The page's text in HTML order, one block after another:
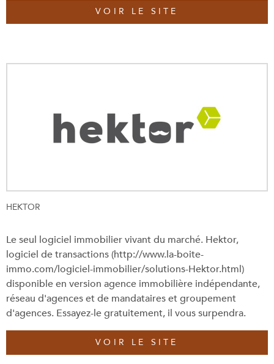
VOIR LE SITE
HEKTOR
Le seul logiciel immobilier vivant du marché. Hektor,
logiciel de transactions (http://www.la-boite-
immo.com/logiciel-immobilier/solutions-Hektor.html)
disponible en version agence immobilière indépendante,
réseau d'agences et de mandataires et groupement
d'agences. Essayez-le gratuitement, il vous surpendra.
VOIR LE SITE